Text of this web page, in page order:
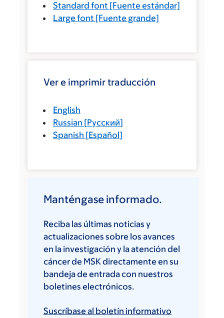
Standard font [Fuente estándar]
Large font [Fuente grande]
Ver e imprimir traducción
English
Russian [Русский]
Spanish [Español]
Manténgase informado.
Reciba las últimas noticias y
actualizaciones sobre los avances
en la investigación y la atención del
cáncer de MSK directamente en su
bandeja de entrada con nuestros
boletines electrónicos.
Suscríbase al boletín informativo